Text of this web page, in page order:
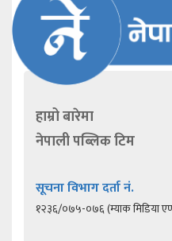
हाम्रो बारेमा
नेपाली पब्लिक टिम
सूचना विभाग दर्ता नं.
१२३६/०७५-०७६ (म्याक मिडिया एण्ड